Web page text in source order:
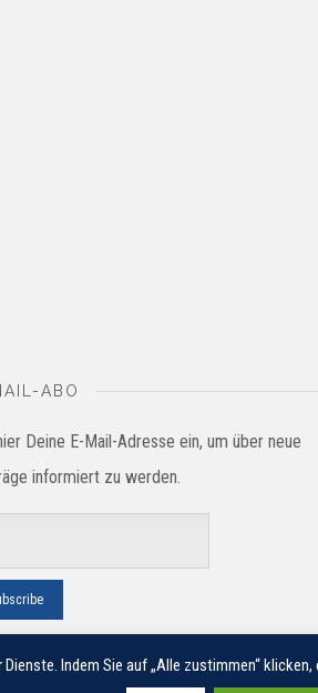
ABO
Deine E-Mail-Adresse ein, um über neue
informiert zu werden.
Indem Sie auf „Alle zustimmen“